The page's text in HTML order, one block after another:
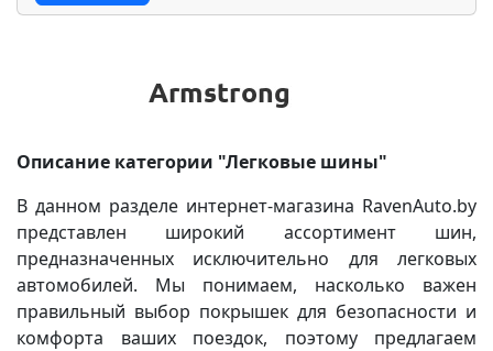
Описание категории "Легковые шины"
В данном разделе интернет-магазина RavenAuto.by
представлен широкий ассортимент шин,
предназначенных исключительно для легковых
автомобилей. Мы понимаем, насколько важен
правильный выбор покрышек для безопасности и
комфорта ваших поездок, поэтому предлагаем